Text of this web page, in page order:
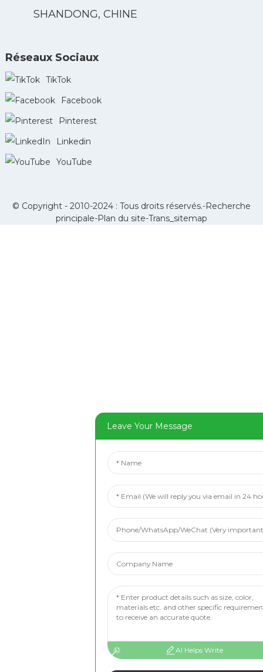
SHANDONG, CHINE
Réseaux Sociaux
TikTok
Facebook
Pinterest
Linkedin
YouTube
© Copyright - 2010-2024 : Tous droits réservés.-Recherche
principale-Plan du site-Trans_sitemap
Leave Your Message
AI Helps Write